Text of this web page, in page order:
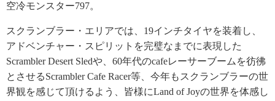
空冷モンスター797。
スクランブラー・エリアでは、19インチタイヤを装着し、
アドベンチャー・スピリットを完璧なまでに表現した
Scrambler Desert Sledや、60年代のcafeレーサーブームを彷彿
とさせるScrambler Cafe Racer等、今年もスクランブラーの世
界観を感じて頂けるよう、皆様にLand of Joyの世界を体感し